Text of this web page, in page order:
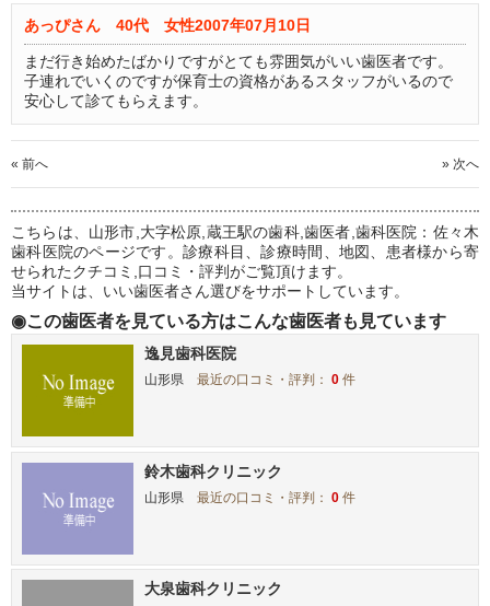
あっぴさん 40代 女性2007年07月10日
まだ行き始めたばかりですがとても雰囲気がいい歯医者です。
子連れでいくのですが保育士の資格があるスタッフがいるので
安心して診てもらえます。
« 前へ » 次へ
こちらは、山形市,大字松原,蔵王駅の歯科,歯医者,歯科医院：佐々木
歯科医院のページです。診療科目、診療時間、地図、患者様から寄
せられたクチコミ,口コミ・評判がご覧頂けます。
当サイトは、いい歯医者さん選びをサポートしています。
◉この歯医者を見ている方はこんな歯医者も見ています
逸見歯科医院
山形県 最近の口コミ・評判：0 件
鈴木歯科クリニック
山形県 最近の口コミ・評判：0 件
大泉歯科クリニック